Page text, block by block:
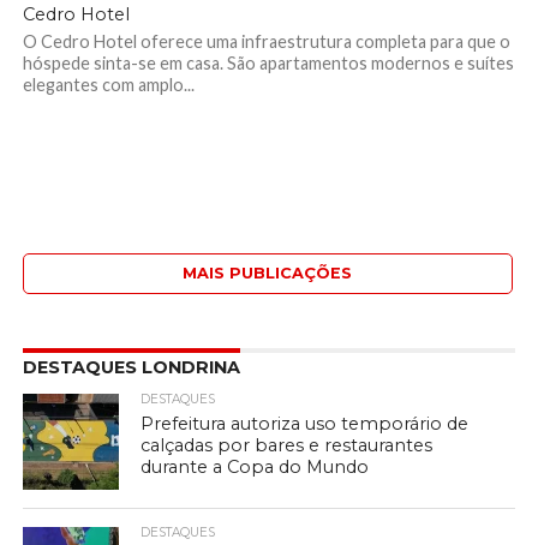
Cedro Hotel
O Cedro Hotel oferece uma infraestrutura completa para que o
hóspede sinta-se em casa. São apartamentos modernos e suítes
elegantes com amplo...
MAIS PUBLICAÇÕES
DESTAQUES LONDRINA
DESTAQUES
Prefeitura autoriza uso temporário de
calçadas por bares e restaurantes
durante a Copa do Mundo
DESTAQUES